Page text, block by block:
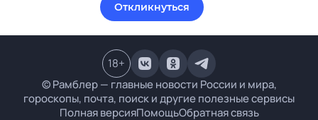
Откликнуться
© Рамблер — главные новости России и мира,
гороскопы, почта, поиск и другие полезные сервисы
Полная версияПомощьОбратная связь
18+